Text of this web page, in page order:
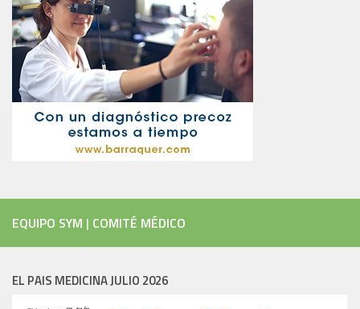
EQUIPO SYM | COMITÉ MÉDICO
EL PAIS MEDICINA JULIO 2026